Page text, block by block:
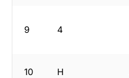
9 4
10 H